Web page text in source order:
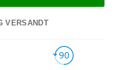
VERSANDT